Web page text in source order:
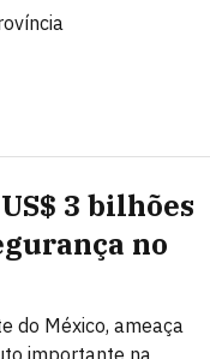
3 bilhões
no
do México, ameaça
importante na